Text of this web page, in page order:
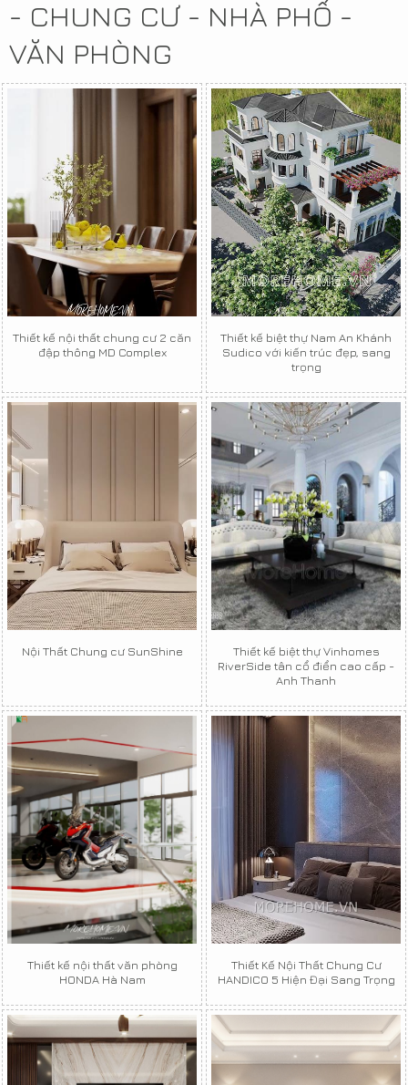
- CHUNG CƯ - NHÀ PHỐ -
VĂN PHÒNG
Thiết kế nội thất chung cư 2 căn
đập thông MD Complex
Thiết kế biệt thự Nam An Khánh
Sudico với kiến trúc đẹp, sang
trọng
Nội Thất Chung cư SunShine
Thiết kế biệt thự Vinhomes
RiverSide tân cổ điển cao cấp -
Anh Thanh
Thiết kế nội thất văn phòng
HONDA Hà Nam
Thiết Kế Nội Thất Chung Cư
HANDICO 5 Hiện Đại Sang Trọng